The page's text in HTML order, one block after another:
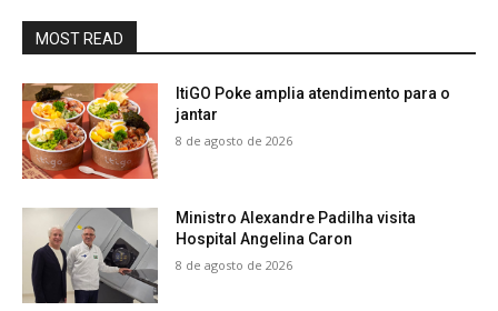
MOST READ
ItiGO Poke amplia atendimento para o
jantar
8 de agosto de 2026
Ministro Alexandre Padilha visita
Hospital Angelina Caron
8 de agosto de 2026